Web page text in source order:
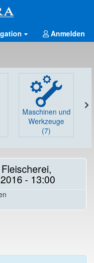
Anmelden
Maschinen und
Werkzeuge
(7)
- 13:00